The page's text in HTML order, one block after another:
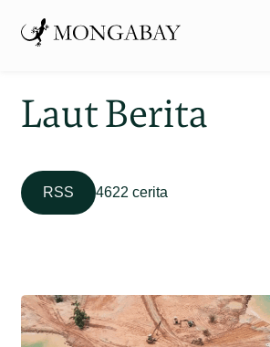
Laut Berita
RSS 4622 cerita